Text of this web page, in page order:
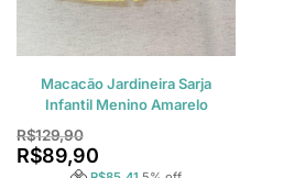
Macacão Jardineira Sarja
Infantil Menino Amarelo
R$129,90
R$89,90